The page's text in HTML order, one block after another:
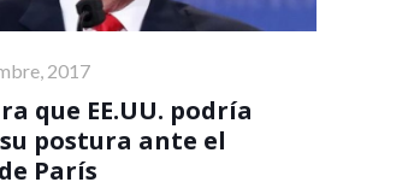
2017
que EE.UU. podría
postura ante el
París